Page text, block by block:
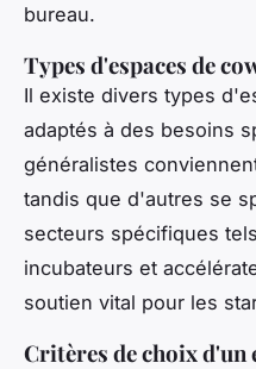
bureau.
Types d'espaces de
Il existe divers types
adaptés à des besoins
généralistes
tandis que d'autres se
secteurs spécifiques
incubateurs et
soutien vital pour les
Critères de choix d'un